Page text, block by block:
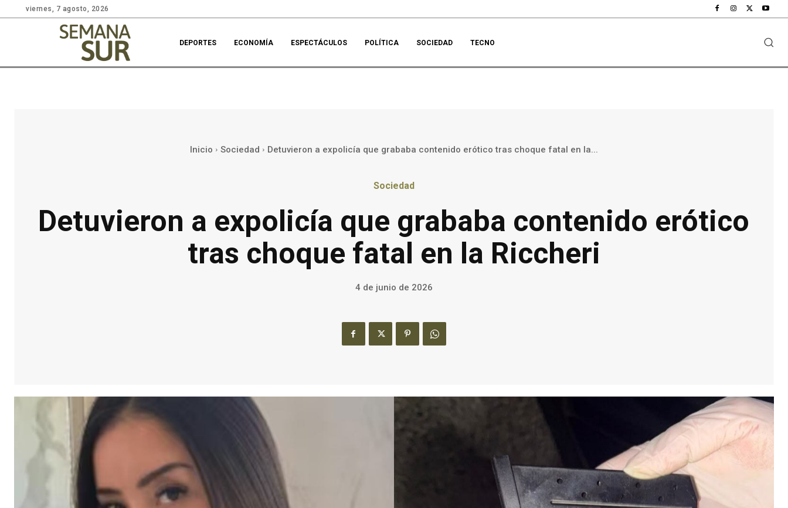
viernes, 7 agosto, 2026
DEPORTES ECONOMÍA ESPECTÁCULOS POLÍTICA SOCIEDAD TECNO
Inicio Sociedad Detuvieron a expolicía que grababa contenido erótico tras choque fatal en la...
Sociedad
Detuvieron a expolicía que grababa contenido erótico
tras choque fatal en la Riccheri
4 de junio de 2026